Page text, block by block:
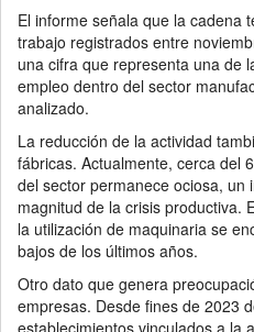
El informe señala que la cadena
trabajo registrados entre
una cifra que representa una de
empleo dentro del sector
analizado.
La reducción de la actividad
fábricas. Actualmente, cerca del
del sector permanece ociosa, un
magnitud de la crisis productiva.
la utilización de maquinaria se
bajos de los últimos años.
Otro dato que genera
empresas. Desde fines de 2023